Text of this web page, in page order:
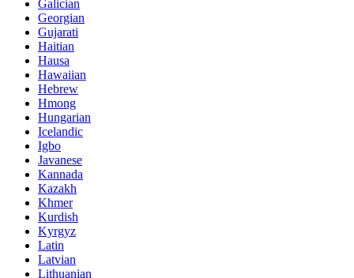
Galician
Georgian
Gujarati
Haitian
Hausa
Hawaiian
Hebrew
Hmong
Hungarian
Icelandic
Igbo
Javanese
Kannada
Kazakh
Khmer
Kurdish
Kyrgyz
Latin
Latvian
Lithuanian